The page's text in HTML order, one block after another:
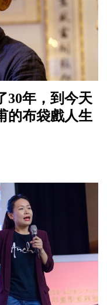
30年，到今天
的布袋戲人生